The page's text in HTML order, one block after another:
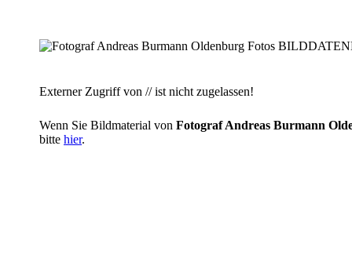
Externer Zugriff von // ist nicht zugelassen!
Wenn Sie Bildmaterial von Fotograf Andreas Burmann
bitte hier.